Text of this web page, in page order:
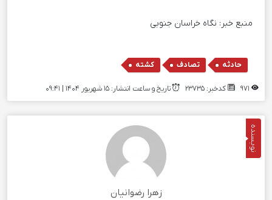
منبع خبر: نگاه خراسان جنوبی
حادثه , تصادف , کشته
کدخبر: 23735 تاریخ و ساعت انتشار: ۱۵ شهریور ۱۴۰۴ | 09:41
نویسنده
زهرا رضوانیان